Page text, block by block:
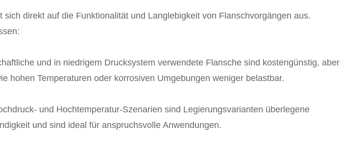
sich direkt auf die Funktionalität und Langlebigkeit von Flanschvorgängen aus.
und in niedrigem Drucksystem verwendete Flansche sind kostengünstig, aber
hohen Temperaturen oder korrosiven Umgebungen weniger belastbar.
und Hochtemperatur-Szenarien sind Legierungsvarianten überlegene
und sind ideal für anspruchsvolle Anwendungen.